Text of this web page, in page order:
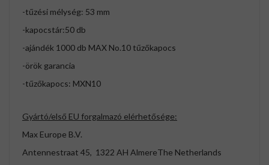
-tűzési mélység: 53 mm
-kapocstár:50 db
-ajándék 1000 db MAX No.10 tűzőkapocs
-örök garancia
-tűzőkapocs: MXN10
Gyártó/első EU forgalmazó elérhetősége:
Max Europe B.V.
Antennestraat 45, 1322 AH AlmereThe Netherlands